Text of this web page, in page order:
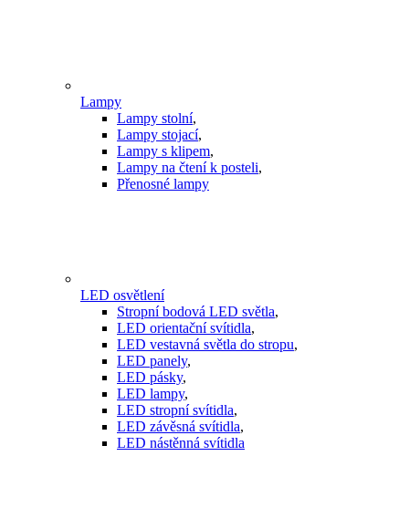
Lampy
Lampy stolní,
Lampy stojací,
Lampy s klipem,
Lampy na čtení k posteli,
Přenosné lampy
LED osvětlení
Stropní bodová LED světla,
LED orientační svítidla,
LED vestavná světla do stropu,
LED panely,
LED pásky,
LED lampy,
LED stropní svítidla,
LED závěsná svítidla,
LED nástěnná svítidla